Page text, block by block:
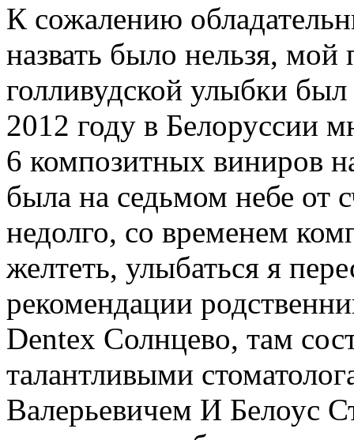
К сожалению
назвать было нельзя,
голливудской улыбки
2012 году в Белоруссии
6 композитных виниров
была на седьмом небе от
недолго, со временем
желтеть, улыбаться я
рекомендации
Dentex Солнцево, там
талантливыми
Валерьевичем И Белоус